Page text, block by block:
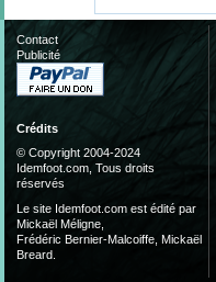
Contact
Publicité
Crédits
© Copyright 2004-2024
Idemfoot.com, Tous droits
réservés
Le site Idemfoot.com est édité par
Mickaël Méligne,
Frédéric Bernier-Malcoiffe, Mickaël
Breard.